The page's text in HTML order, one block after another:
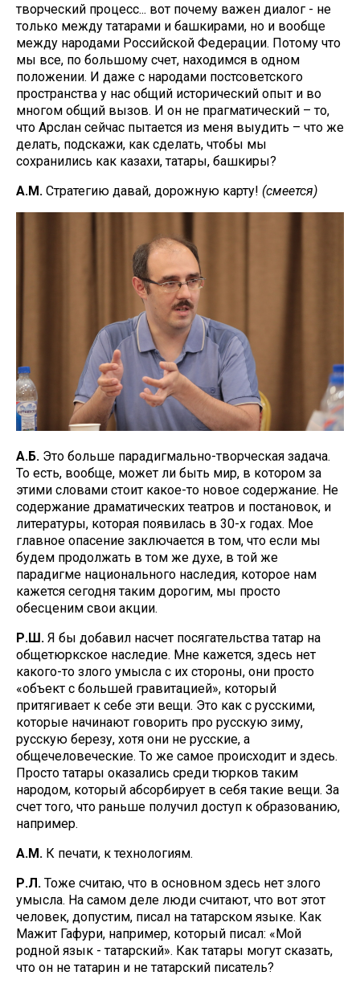
творческий процесс... вот почему важен диалог - не
только между татарами и башкирами, но и вообще
между народами Российской Федерации. Потому что
мы все, по большому счет, находимся в одном
положении. И даже с народами постсоветского
пространства у нас общий исторический опыт и во
многом общий вызов. И он не прагматический – то,
что Арслан сейчас пытается из меня выудить – что же
делать, подскажи, как сделать, чтобы мы
сохранились как казахи, татары, башкиры?
А.М. Стратегию давай, дорожную карту! (смеется)
А.Б. Это больше парадигмально-творческая задача.
То есть, вообще, может ли быть мир, в котором за
этими словами стоит какое-то новое содержание. Не
содержание драматических театров и постановок, и
литературы, которая появилась в 30-х годах. Мое
главное опасение заключается в том, что если мы
будем продолжать в том же духе, в той же
парадигме национального наследия, которое нам
кажется сегодня таким дорогим, мы просто
обесценим свои акции.
Р.Ш. Я бы добавил насчет посягательства татар на
общетюркское наследие. Мне кажется, здесь нет
какого-то злого умысла с их стороны, они просто
«объект с большей гравитацией», который
притягивает к себе эти вещи. Это как с русскими,
которые начинают говорить про русскую зиму,
русскую березу, хотя они не русские, а
общечеловеческие. То же самое происходит и здесь.
Просто татары оказались среди тюрков таким
народом, который абсорбирует в себя такие вещи. За
счет того, что раньше получил доступ к образованию,
например.
А.М. К печати, к технологиям.
Р.Л. Тоже считаю, что в основном здесь нет злого
умысла. На самом деле люди считают, что вот этот
человек, допустим, писал на татарском языке. Как
Мажит Гафури, например, который писал: «Мой
родной язык - татарский». Как татары могут сказать,
что он не татарин и не татарский писатель?